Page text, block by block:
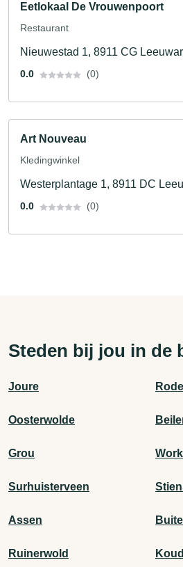
Eetlokaal De Vrouwenpoort
Restaurant
Nieuwestad 1, 8911 CG
0.0 (0)
Art Nouveau
Kledingwinkel
Westerplantage 1, 8911 DC
0.0 (0)
Steden bij jou in de
Joure
Oosterwolde
Grou
Surhuisterveen
Assen
Ruinerwold